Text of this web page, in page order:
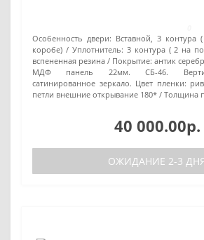
Особенность двери: Вставной, 3
коробе)
Уплотнитель: 3 контура ( 2 на
вспененная резина
Покрытие: антик
МДФ панель 22мм. СБ-46.
сатинированное зеркало. Цвет пленки:
петли внешние открывание 180*
Толщина
40 000.00р.
ОЖИДАНИЕ 2-3